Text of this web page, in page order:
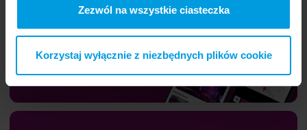
Zezwól na wszystkie ciasteczka
Korzystaj wyłącznie z niezbędnych plików cookie